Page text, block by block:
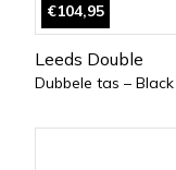
€104,95
Leeds Double
Dubbele tas – Black